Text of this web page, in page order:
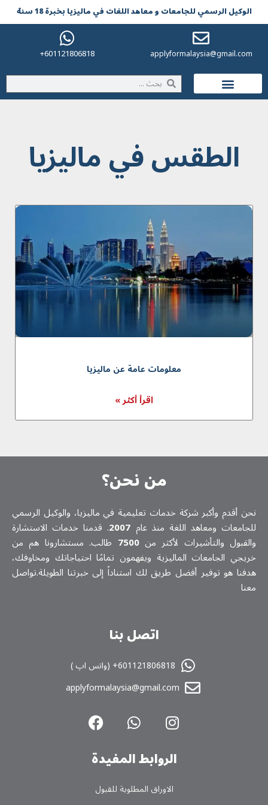
الوکیل الرسمي للجامعات و معاهد اللغات في مالیزیا بخبرة 18 سنة
applyformalaysia@gmail.com
601121806818+
الطقس في ماليزيا
معلومات عامة عن ماليزيا
اقرأ أكثر »
من نحن؟
نحن أقدم وأكبر شركة خدمات تعلیمیة في ماليزيا، والوكيل الرسمي
للجامعات ومعاهد اللغة منذ عام 2007. قدمنا خدمات الاستشارة
والقبول والتأشيرات لأكثر من7500 طالب. مستشارونا هم من
خريجي الجامعات الماليزية ويفهمون تمامًا احتياجاتك ومخاوفك،
هدفنا هو توفير أفضل طريق لك استناداً إلى خبرتنا الطويلة.تواصل
معنا
اتصل بنا
601121806818+ (واتس اپ )
applyformalaysia@gmail.com
الروابط المفیدة
الاوراق المطلوبة للقبول